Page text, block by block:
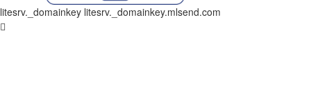
litesrv._domainkey litesrv._domainkey.mlsend.com